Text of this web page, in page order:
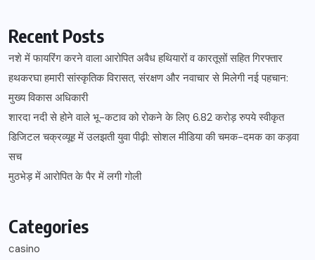
Recent Posts
नशे में फायरिंग करने वाला आरोपित अवैध हथियारों व कारतूसों सहित गिरफ्तार
हथकरघा हमारी सांस्कृतिक विरासत, संरक्षण और नवाचार से मिलेगी नई पहचान:
मुख्य विकास अधिकारी
शारदा नदी से होने वाले भू-कटाव को रोकने के लिए 6.82 करोड़ रुपये स्वीकृत
डिजिटल चक्रव्यूह में उलझती युवा पीढ़ी: सोशल मीडिया की चमक-दमक का कड़वा
सच
मुठभेड़ में आरोपित के पैर में लगी गोली
Categories
casino